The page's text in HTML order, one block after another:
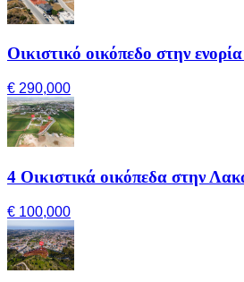
Οικιστικό οικόπεδο στην
€ 290,000
4 Οικιστικά οικόπεδα στην
€ 100,000